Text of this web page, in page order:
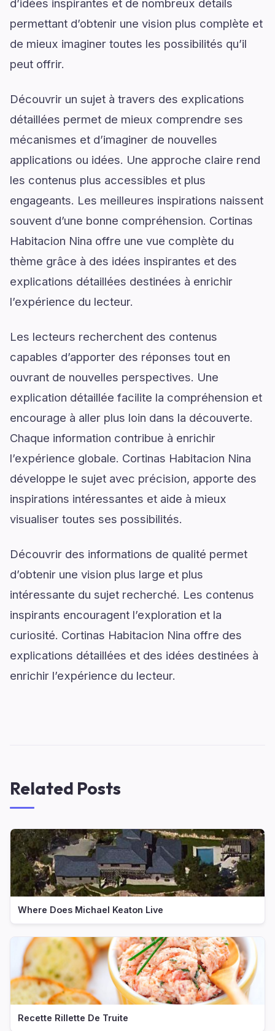
d’idées inspirantes et de nombreux détails
permettant d’obtenir une vision plus complète et
de mieux imaginer toutes les possibilités qu’il
peut offrir.
Découvrir un sujet à travers des explications
détaillées permet de mieux comprendre ses
mécanismes et d’imaginer de nouvelles
applications ou idées. Une approche claire rend
les contenus plus accessibles et plus
engageants. Les meilleures inspirations naissent
souvent d’une bonne compréhension. Cortinas
Habitacion Nina offre une vue complète du
thème grâce à des idées inspirantes et des
explications détaillées destinées à enrichir
l’expérience du lecteur.
Les lecteurs recherchent des contenus
capables d’apporter des réponses tout en
ouvrant de nouvelles perspectives. Une
explication détaillée facilite la compréhension et
encourage à aller plus loin dans la découverte.
Chaque information contribue à enrichir
l’expérience globale. Cortinas Habitacion Nina
développe le sujet avec précision, apporte des
inspirations intéressantes et aide à mieux
visualiser toutes ses possibilités.
Découvrir des informations de qualité permet
d’obtenir une vision plus large et plus
intéressante du sujet recherché. Les contenus
inspirants encouragent l’exploration et la
curiosité. Cortinas Habitacion Nina offre des
explications détaillées et des idées destinées à
enrichir l’expérience du lecteur.
Related Posts
Where Does Michael Keaton Live
Recette Rillette De Truite